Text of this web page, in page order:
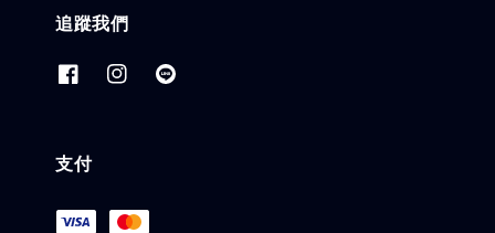
追蹤我們
支付